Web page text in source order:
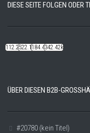
DIESE SEITE FOLGEN ODER
112.22k522.14k184.48k342.42k
ÜBER DIESEN B2B-
#20780 (kein Titel)